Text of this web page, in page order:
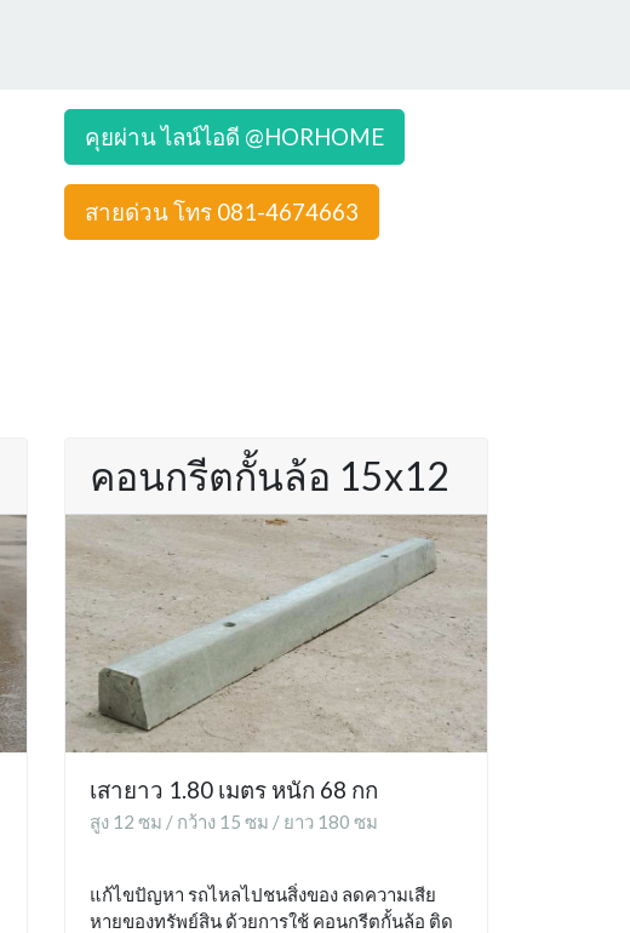
คุยผ่าน ไลน์ไอดี @HORHOME
สายด่วน โทร 081-4674663
คอนกรีตกั้นล้อ 15x12
เสายาว 1.80 เมตร หนัก 68 กก
สูง 12 ซม / กว้าง 15 ซม / ยาว 180 ซม
แก้ไขปัญหา รถไหลไปชนสิ่งของ ลดความเสีย
หายของทรัพย์สิน ด้วยการใช้ คอนกรีตกั้นล้อ ติด